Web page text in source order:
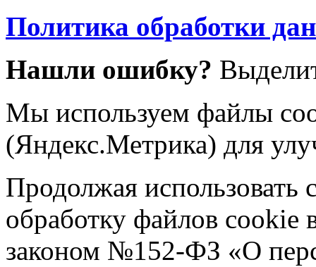
Политика обработки
Нашли ошибку?
Мы используем файлы
(Яндекс.Метрика) для
Продолжая использовать
обработку файлов cookie
законом №152-ФЗ «О